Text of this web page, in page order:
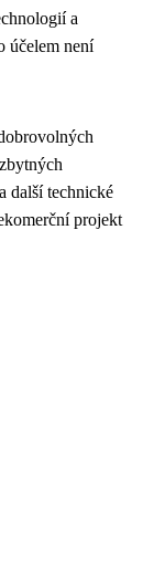
a
účelem není
další technické
projekt